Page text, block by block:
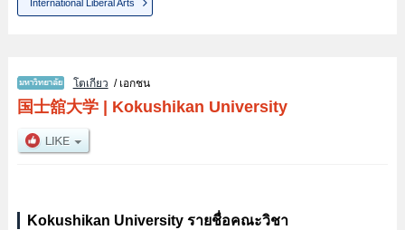
International Liberal Arts
โตเกียว / เอกชน
国士舘大学| Kokushikan University
Kokushikan University รายชื่อคณะวิชา